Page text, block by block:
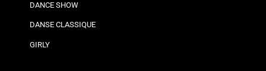
DANCE SHOW
DANSE CLASSIQUE
GIRLY